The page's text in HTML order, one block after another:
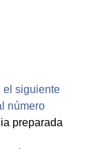
el siguiente
número
preparada